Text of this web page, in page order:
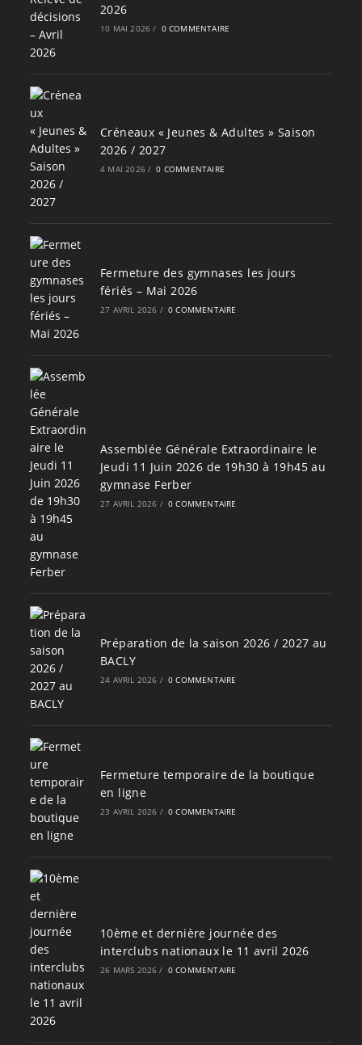
2026
10 MAI 2026 / 0 COMMENTAIRE
Créneaux « Jeunes & Adultes » Saison
2026 / 2027
4 MAI 2026 / 0 COMMENTAIRE
Fermeture des gymnases les jours
fériés – Mai 2026
27 AVRIL 2026 / 0 COMMENTAIRE
Assemblée Générale Extraordinaire le
Jeudi 11 Juin 2026 de 19h30 à 19h45 au
gymnase Ferber
27 AVRIL 2026 / 0 COMMENTAIRE
Préparation de la saison 2026 / 2027 au
BACLY
24 AVRIL 2026 / 0 COMMENTAIRE
Fermeture temporaire de la boutique
en ligne
23 AVRIL 2026 / 0 COMMENTAIRE
10ème et dernière journée des
interclubs nationaux le 11 avril 2026
26 MARS 2026 / 0 COMMENTAIRE